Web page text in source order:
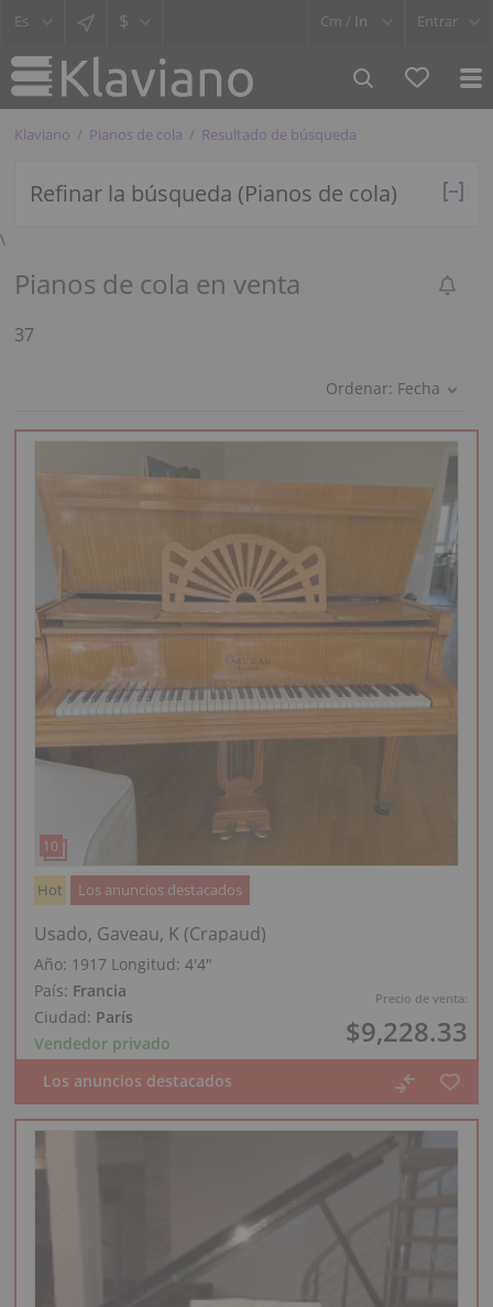
$ Cm / In Entrar
Klaviano Pianos de cola Resultado de búsqueda
Refinar la búsqueda (Pianos de cola)
\
Pianos de cola en venta
37
Ordenar: Fecha
Precio de venta:
$9,228.33
Hot Los anuncios destacados
Usado, Gaveau, K (Crapaud)
Año: 1917 Longitud: 4′4″
País: Francia
Ciudad: París
Vendedor privado